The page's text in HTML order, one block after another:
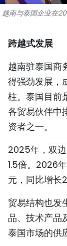
越南与泰国企业在
跨越式发展
越南驻泰国商
得强劲发展，
柱。泰国目前
各贸易伙伴中
资者之一。
2025年，双
1.5倍。2026
元，同比增长
贸易结构也发
品、技术产品
泰国市场的供